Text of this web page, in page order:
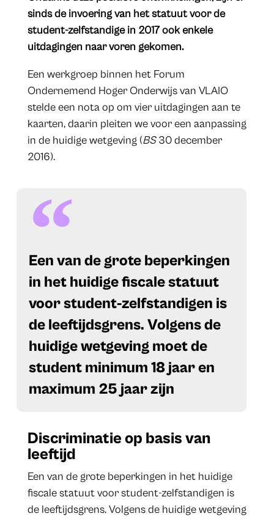
sinds de invoering van het statuut voor de
student-zelfstandige in 2017 ook enkele
uitdagingen naar voren gekomen.
Een werkgroep binnen het Forum
Ondernemend Hoger Onderwijs van VLAIO
stelde een nota op om vier uitdagingen aan te
kaarten, daarin pleiten we voor een aanpassing
in de huidige wetgeving (BS30 december
2016).
Een van de grote beperkingen
in het huidige fiscale statuut
voor student-zelfstandigen is
de leeftijdsgrens. Volgens de
huidige wetgeving moet de
student minimum 18 jaar en
maximum 25 jaar zijn
Discriminatie op basis van
leeftijd
Een van de grote beperkingen in het huidige
fiscale statuut voor student-zelfstandigen is
de leeftijdsgrens. Volgens de huidige wetgeving